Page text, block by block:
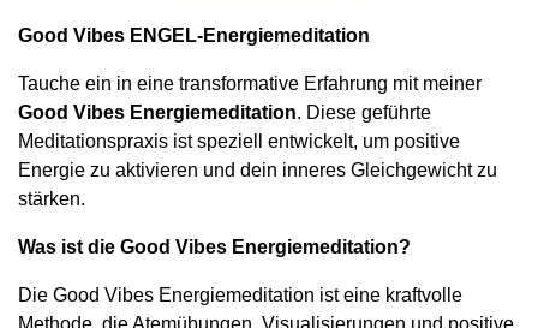
Good Vibes ENGEL-Energiemeditation
Tauche ein in eine transformative Erfahrung mit meiner
Good Vibes Energiemeditation. Diese geführte
Meditationspraxis ist speziell entwickelt, um positive
Energie zu aktivieren und dein inneres Gleichgewicht zu
stärken.
Was ist die Good Vibes Energiemeditation?
Die Good Vibes Energiemeditation ist eine kraftvolle
Methode, die Atemübungen, Visualisierungen und positive